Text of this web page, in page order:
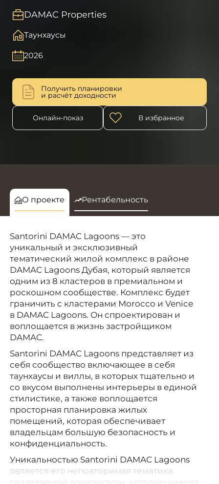
DAMAC Properties
Таунхаусы
2026
Получить планировки
и расчёт доходности
Онлайн-показ В избранное
О проекте Рентабельность
Santorini DAMAC Lagoons — это
уникальный и эксклюзивный
тематический жилой комплекс в районе
DAMAC Lagoons Дубая, который является
одним из 8 кластеров в премиальном и
роскошном сообществе. Комплекс будет
граничить с кластерами Morocco и Venice
в DAMAC Lagoons. Он спроектирован и
воплощается в жизнь застройщиком
DAMAC.
Santorini DAMAC Lagoons представляет из
себя сообщество включающее в себя
таунхаусы и виллы, в которых тщательно и
со вкусом выполнены интерьеры в единой
стилистике, а также воплощается
просторная планировка жилых
помещений, которая обеспечивает
владельцам большую безопасность и
конфиденциальность.
Уникальностью Santorini DAMAC Lagoons
является его ‎неповторимая тематика